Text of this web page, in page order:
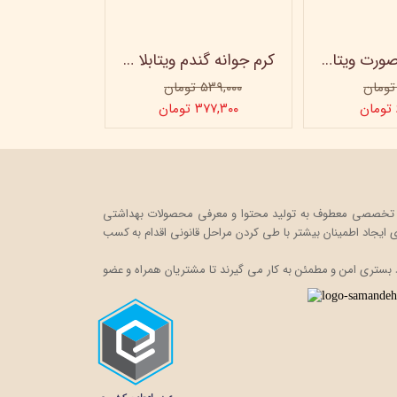
کرم جوانه گندم ویتابلا - تیوپی 60 میلی‌ لیتر
۵۳۹,۰۰۰ تومان
۳۷۷,۳۰۰ تومان
ژل شستشو صورت ویتابلا - 300 میلی لیتر
را در قالب یک فروشگاه اینترنتی، به صورت تخصصی معطوف به تولید محتوا و معرفی محصولات بهداشتی
اطمینان بیشتر باطی کردن مراحل قانونی اقدام به کسب
امن و مطمئن به کار می گیرند تا مشتریان همراه و عضو